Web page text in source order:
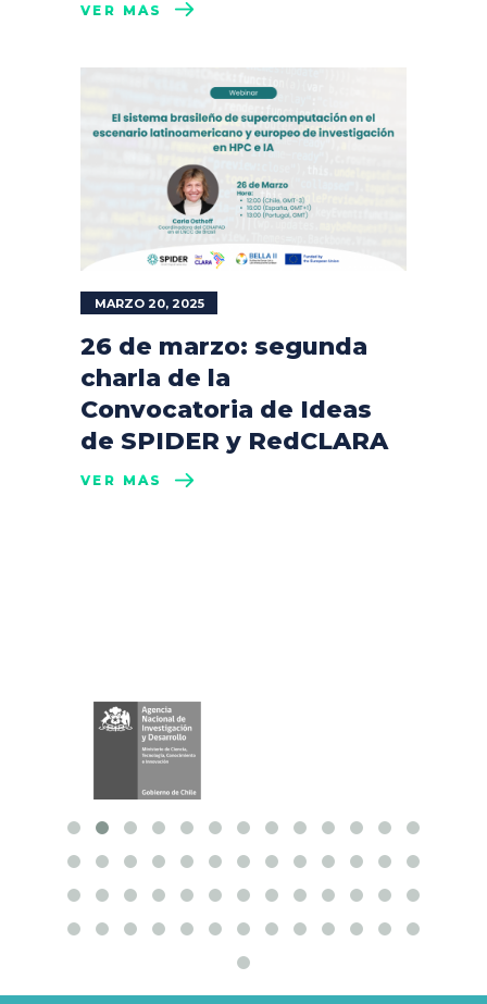
VER MÁS
MARZO 20, 2025
26 de marzo: segunda
charla de la
Convocatoria de Ideas
de SPIDER y RedCLARA
VER MÁS